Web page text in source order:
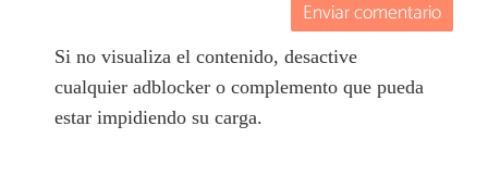
Enviar comentario
Si no visualiza el contenido, desactive
cualquier adblocker o complemento que pueda
estar impidiendo su carga.